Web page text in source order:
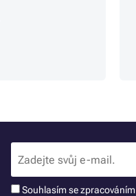
Souhlasím se zpracováním